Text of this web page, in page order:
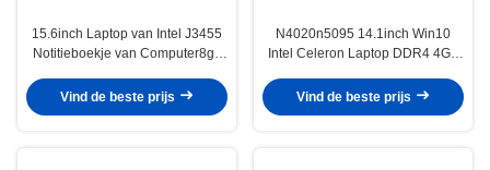
15.6inch Laptop van Intel J3455
Notitieboekje van Computer8gb
Vind de beste prijs
N4020n5095 14.1inch Win10
Intel Celeron Laptop DDR4 4GB
Uitbreidingshaven
Vind de beste prijs